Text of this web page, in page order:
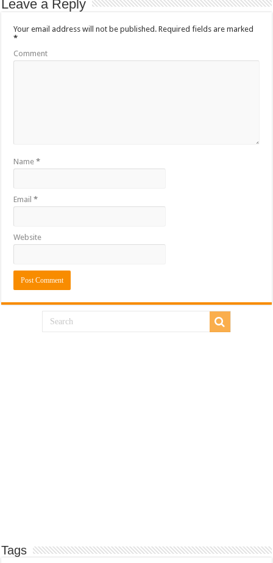
Leave a Reply
Your email address will not be published. Required fields are marked
*
Comment
Name*
Email*
Website
Tags